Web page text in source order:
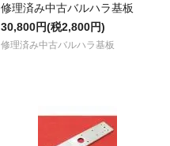
修理済み中古バルハラ基板
30,800円(税2,800円)
修理済み中古バルハラ基板